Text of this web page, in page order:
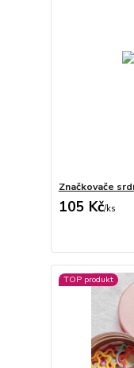
Značkovače
105 Kč/ks
TOP produkt